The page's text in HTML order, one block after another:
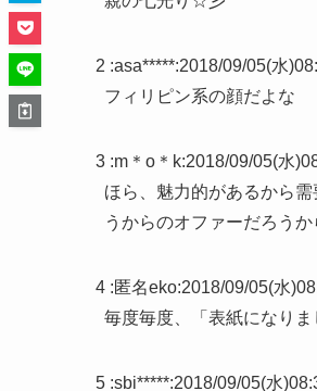
2 :asa*****:2018/09/05(水
フィリピン系の顔だよな
3 :m＊o＊k:2018/09/05(水
ほら、魅力的があるから
うからのオファーだろう
4 :匿名eko:2018/09/05(水
毎度毎度、「表紙になり
5 :sbi*****:2018/09/05(水